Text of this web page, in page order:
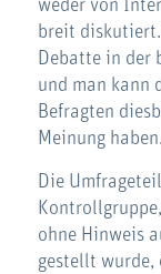
weder von
breit
Debatte in der
und man kann
Befragten
Meinung haben.
Die
ohne Hinweis
gestellt wurde,